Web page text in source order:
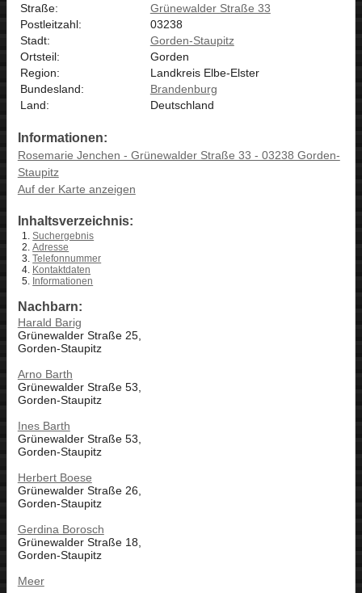
Straße:
Grünewalder Straße 33
Postleitzahl:
03238
Stadt:
Gorden-Staupitz
Ortsteil:
Gorden
Region:
Landkreis Elbe-Elster
Bundesland:
Brandenburg
Land:
Deutschland
Informationen:
Rosemarie Jenchen - Grünewalder Straße 33 - 03238 Gorden-
Staupitz
Auf der Karte anzeigen
Inhaltsverzeichnis:
Suchergebnis
Adresse
Telefonnummer
Kontaktdaten
Informationen
Nachbarn:
Harald Barig
Grünewalder Straße 25,
Gorden-Staupitz
Arno Barth
Grünewalder Straße 53,
Gorden-Staupitz
Ines Barth
Grünewalder Straße 53,
Gorden-Staupitz
Herbert Boese
Grünewalder Straße 26,
Gorden-Staupitz
Gerdina Borosch
Grünewalder Straße 18,
Gorden-Staupitz
Meer